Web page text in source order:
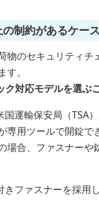
制約があるケー
物のセキュリティチ
。
ク対応モデルを選ぶ
国運輸保安局（TSA
専用ツールで開錠で
場合、ファスナーや
きファスナーを採用